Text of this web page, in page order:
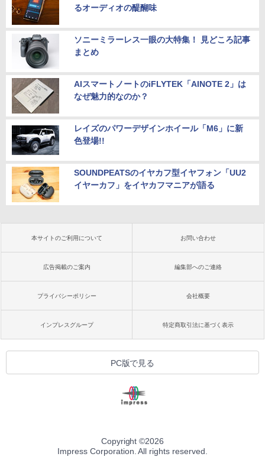
るオーディオの醍醐味
ソニーミラーレス一眼の大特集！ 見どころ記事
まとめ
AIスマートノートのiFLYTEK「AINOTE 2」は
なぜ魅力的なのか？
レイズのパワーデザインホイール「M6」に新
色登場!!
SOUNDPEATSのイヤカフ型イヤフォン「UU2
イヤーカフ」をイヤカフマニアが語る
本サイトのご利用について お問い合わせ
広告掲載のご案内 編集部へのご連絡
プライバシーポリシー 会社概要
インプレスグループ 特定商取引法に基づく表示
PC版で見る
Copyright ©2026
Impress Corporation. All rights reserved.